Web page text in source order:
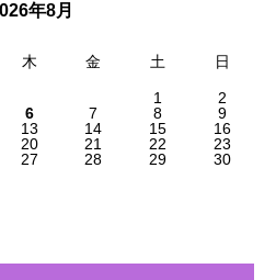
年8月
木 金 土 日
1
2
6 7 8
9
13 14 15
16
20 21 22
23
27 28 29
30